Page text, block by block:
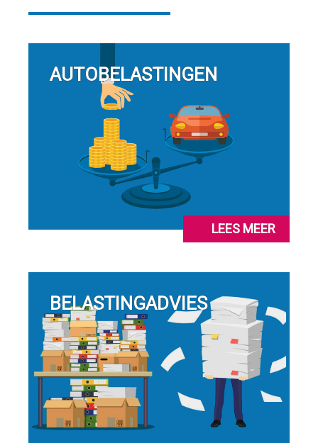
AUTOBELASTINGEN
LEES MEER
BELASTINGADVIES